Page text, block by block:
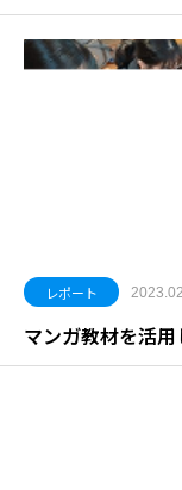
レポート
マンガ教材を活